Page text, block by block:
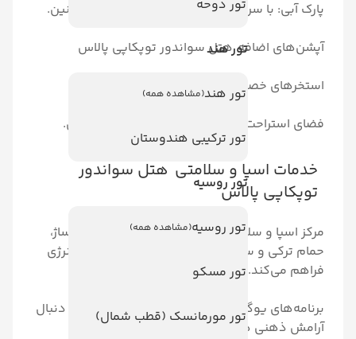
تور دوحه
تور هند
تور هند(مشاهده همه)
تور ترکیبی هندوستان
تور روسیه
تور روسیه(مشاهده همه)
تور مسکو
تور مورمانسک (قطب شمال)
هیجان‌انگیز برای تمام سنین.
هتل سواندور توپکاپی پالاس
برای سوئیت‌ها و ویلاها.
در کنار استخر با خدمات اختصاصی.
و سلامتی هتل سواندور
هتل با ارائه خدماتی مانند ماساژ،
فضایی برای آرامش و تجدید انرژی
و مدیتیشن: برای مهمانانی که به دنبال
هستند.